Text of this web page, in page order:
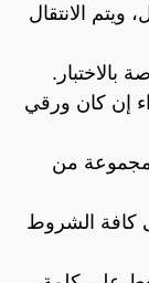
ويتم الانتقال
بالاختبار.
إن كان ورقي
مجموعة من
كافة الشروط